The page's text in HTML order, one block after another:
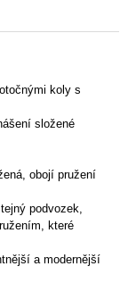
koly s
složené
obojí pružení
podvozek,
které
a modernější